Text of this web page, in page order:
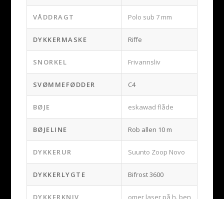
VÅDDRAGT Polo sub 7 mm
DYKKERMASKE Riffe
SNORKEL Frivannsliv
SVØMMEFØDDER C4
BØJE eskawad flåde
BØJELINE Rob allen 10 m
DYKKERUR Suunto Zoop Novo
DYKKERLYGTE Bifrost 3600
DYKKERKNIV
omer laser på h. ben